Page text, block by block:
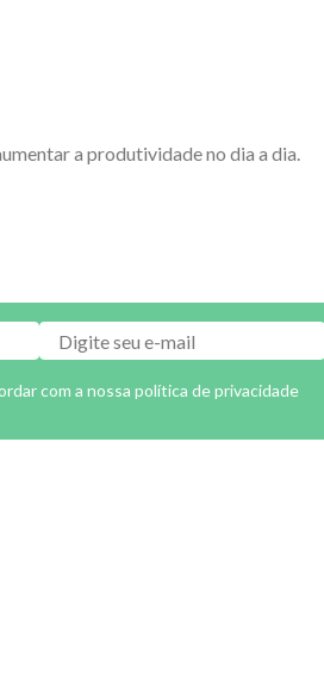
a produtividade no dia a dia.
com a nossapolítica de privacidade